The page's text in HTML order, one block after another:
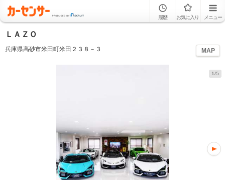
履歴 お気に入り メニュー
ＬＡＺＯ
兵庫県高砂市米田町米田２３８－３ MAP
1/5